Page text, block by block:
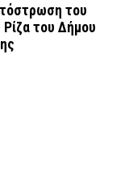
του
του Δήμου